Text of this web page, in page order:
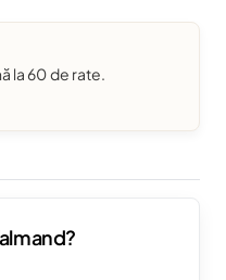
la 60 de rate.